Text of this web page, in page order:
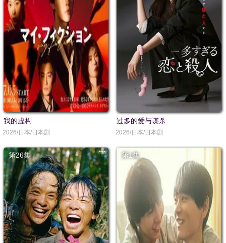
我的虚构
2026/日本/日本剧
过多的爱与谋杀
2026/日本/日本剧
第26集 第1集